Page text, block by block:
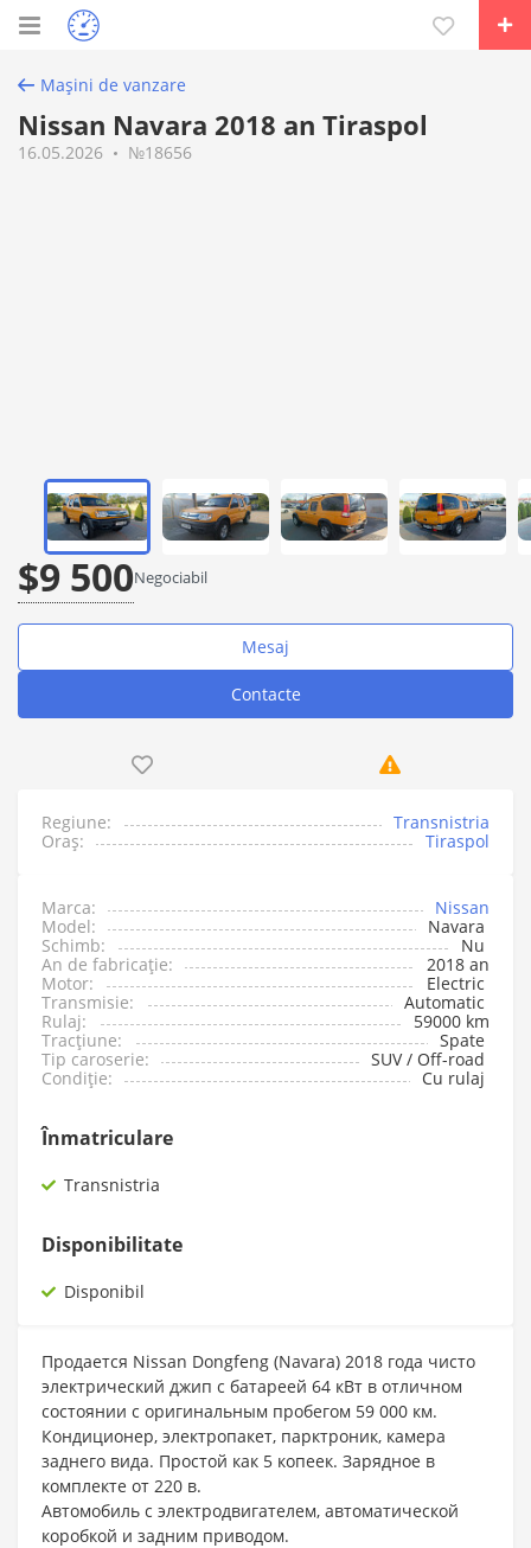
Mașini de vanzare
Nissan Navara 2018 an Tiraspol
16.05.2026 №18656
$9 500Negociabil
Mesaj
Contacte
Regiune:
Transnistria
Oraș:
Tiraspol
Marca:
Nissan
Model:
Navara
Schimb:
Nu
An de fabricație:
2018 an
Motor:
Electric
Transmisie:
Automatic
Rulaj:
59000 km
Tracțiune:
Spate
Tip caroserie:
SUV / Off-road
Condiție:
Cu rulaj
Înmatriculare
Transnistria
Disponibilitate
Disponibil
Продается Nissan Dongfeng (Navara) 2018 года чисто
электрический джип с батареей 64 кВт в отличном
состоянии с оригинальным пробегом 59 000 км.
Кондиционер, электропакет, парктроник, камера
заднего вида. Простой как 5 копеек. Зарядное в
комплекте от 220 в.
Автомобиль с электродвигателем, автоматической
коробкой и задним приводом.